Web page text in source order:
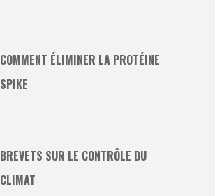
COMMENT ÉLIMINER LA PROTÉINE
SPIKE
BREVETS SUR LE CONTRÔLE DU
CLIMAT